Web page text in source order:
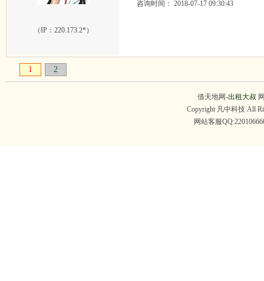
（IP： 220.173.2*）
咨询时间： 2018-07-17 09:30:43
1 2
借天地网-出租大叔
Copyright 凡中科技 All
网站客服